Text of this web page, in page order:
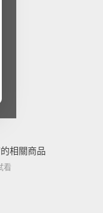
的相關商品
看